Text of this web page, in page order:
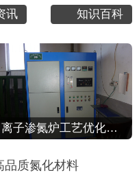
讯 知识百科
离子渗氮炉工艺优化：提高表面硬度和抗腐蚀性能
品质氮化材料